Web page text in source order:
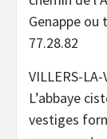
Genappe ou
77.28.82
VILLERS-
L’abbaye
vestiges